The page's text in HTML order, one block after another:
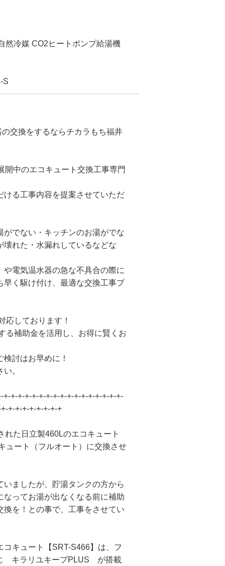
冷媒 CO2ヒートポンプ給湯機
S
交換をするならチカラもち福井
開中のエコキュート交換工事専門
る工事内容を提案させていただ
でない・キッチンのお湯がでな
れた・水漏れしているなどな
電気温水器の急な不具合の際に
く駆け付け、最適な交換工事プ
応しております！
る補助金を活用し、お得に賢くお
討はお早めに！
。
+-+-+-+-+-+-+-+-+-+-+-+-+-+-+-+-
+-+-+-+-+-+-+-+
た日立製460Lのエコキュート
ュート（フルオート）に交換させ
ましたが、貯湯タンクの方から
ってお湯が出なくなる前に補助
を！との事で、工事をさせてい
キュート【SRT-S466】は、フ
キラリユキープPLUS が搭載